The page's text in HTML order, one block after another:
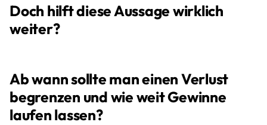
Doch hilft diese Aussage wirklich
weiter?
Ab wann sollte man einen Verlust
begrenzen und wie weit Gewinne
laufen lassen?